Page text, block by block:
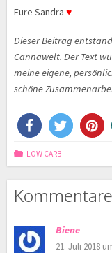
Eure Sandra ♥
Dieser Beitrag
Cannawelt. Der Text
meine eigene,
schöne
LOW CARB
Kommentare
Biene
21. Juli 2018